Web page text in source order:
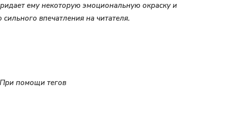
ему некоторую эмоциональную окраску и
впечатления на читателя.
помощи тегов